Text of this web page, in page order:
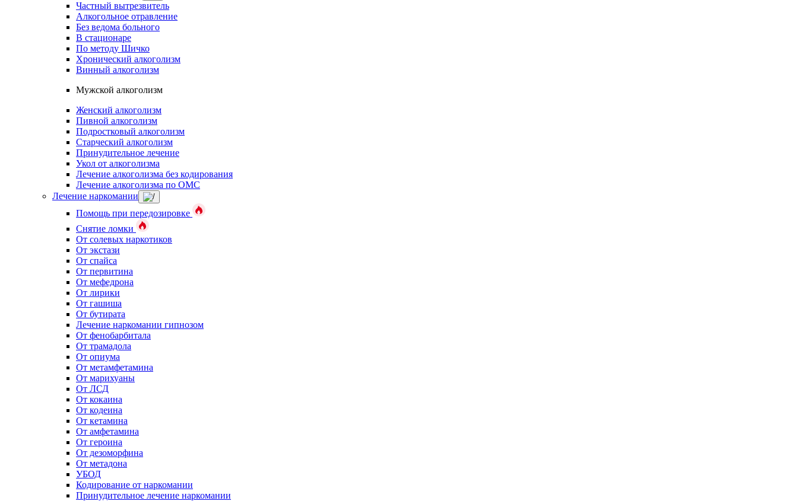
Частный вытрезвитель
Алкогольное отравление
Без ведома больного
В стационаре
По методу Шичко
Хронический алкоголизм
Винный алкоголизм
Мужской алкоголизм
Женский алкоголизм
Пивной алкоголизм
Подростковый алкоголизм
Старческий алкоголизм
Принудительное лечение
Укол от алкоголизма
Лечение алкоголизма без кодирования
Лечение алкоголизма по ОМС
Лечение наркомании
Помощь при передозировке
Снятие ломки
От солевых наркотиков
От экстази
От спайса
От первитина
От мефедрона
От лирики
От гашиша
От бутирата
Лечение наркомании гипнозом
От фенобарбитала
От трамадола
От опиума
От метамфетамина
От марихуаны
От ЛСД
От кокаина
От кодеина
От кетамина
От амфетамина
От героина
От дезоморфина
От метадона
УБОД
Кодирование от наркомании
Принудительное лечение наркомании